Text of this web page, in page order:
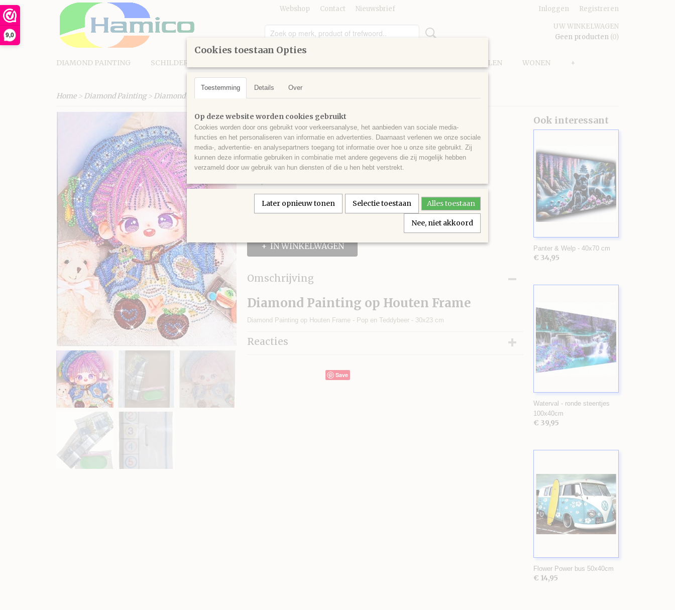
9,0
Webshop Contact Nieuwsbrief Inloggen Registreren
UW WINKELWAGEN
Geen producten (0)
DIAMOND PAINTING SCHILDEREN OP NUMMER PUZZELEN WONEN +
Home> Diamond Painting> Diamond Painting pakketten>Pakketten>Diamond Painting op Houten Frame
Diamond Painting op Houten
Frame
€ 10,50 (inclusief btw 21%)
Aantal
IN WINKELWAGEN
Omschrijving
Diamond Painting op Houten Frame
Diamond Painting op Houten Frame - Pop en Teddybeer - 30x23 cm
Reacties
Save
Ook interessant
Panter & Welp - 40x70 cm
€ 34,95
Waterval - ronde steentjes
100x40cm
€ 39,95
Flower Power bus 50x40cm
€ 14,95
Cookies toestaan Opties
Toestemming Details Over
Op deze website worden cookies gebruikt
Cookies worden door ons gebruikt voor verkeersanalyse, het aanbieden van sociale media-
functies en het personaliseren van informatie en advertenties. Daarnaast verlenen we onze sociale
media-, advertentie- en analysepartners toegang tot informatie over hoe u onze site gebruikt. Zij
kunnen deze informatie gebruiken in combinatie met andere gegevens die zij mogelijk hebben
verzameld door uw gebruik van hun diensten of die u hen hebt verstrekt.
Later opnieuw tonen Selectie toestaan Alles toestaan
Nee, niet akkoord